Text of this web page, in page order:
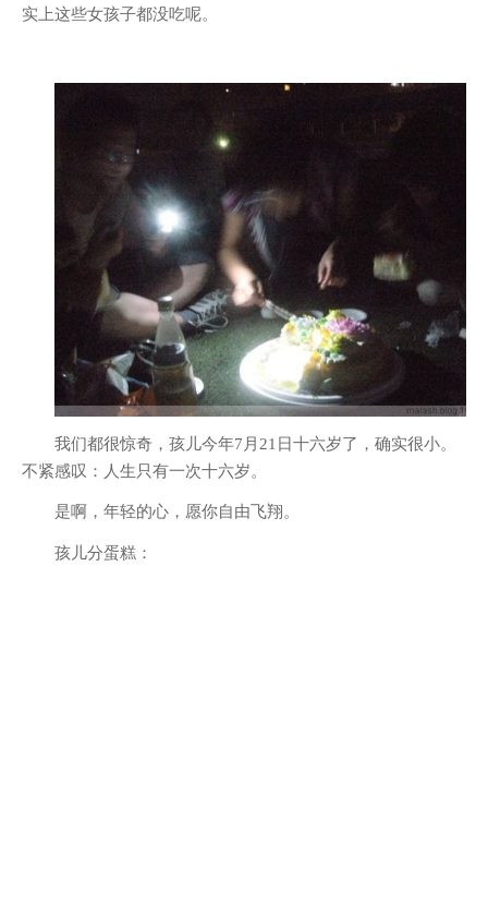
实上这些女孩子都没吃呢。
我们都很惊奇，孩儿今年7月21日十六岁了，确实很小。
不紧感叹：人生只有一次十六岁。
是啊，年轻的心，愿你自由飞翔。
孩儿分蛋糕：